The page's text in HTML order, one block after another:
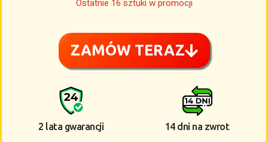
Ostatnie 16 sztuki w promocji
ZAMÓW TERAZ
2 lata gwarancji 14 dni na zwrot